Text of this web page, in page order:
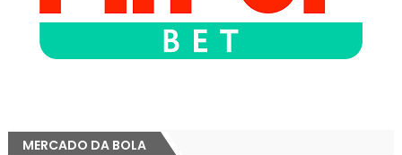
MERCADO DA BOLA